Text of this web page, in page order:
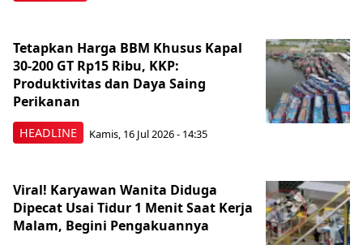
HEADLINE
Tetapkan Harga BBM Khusus Kapal
30-200 GT Rp15 Ribu, KKP:
Produktivitas dan Daya Saing
Perikanan
Kamis, 16 Jul 2026 - 14:35
Viral! Karyawan Wanita Diduga
Dipecat Usai Tidur 1 Menit Saat Kerja
Malam, Begini Pengakuannya